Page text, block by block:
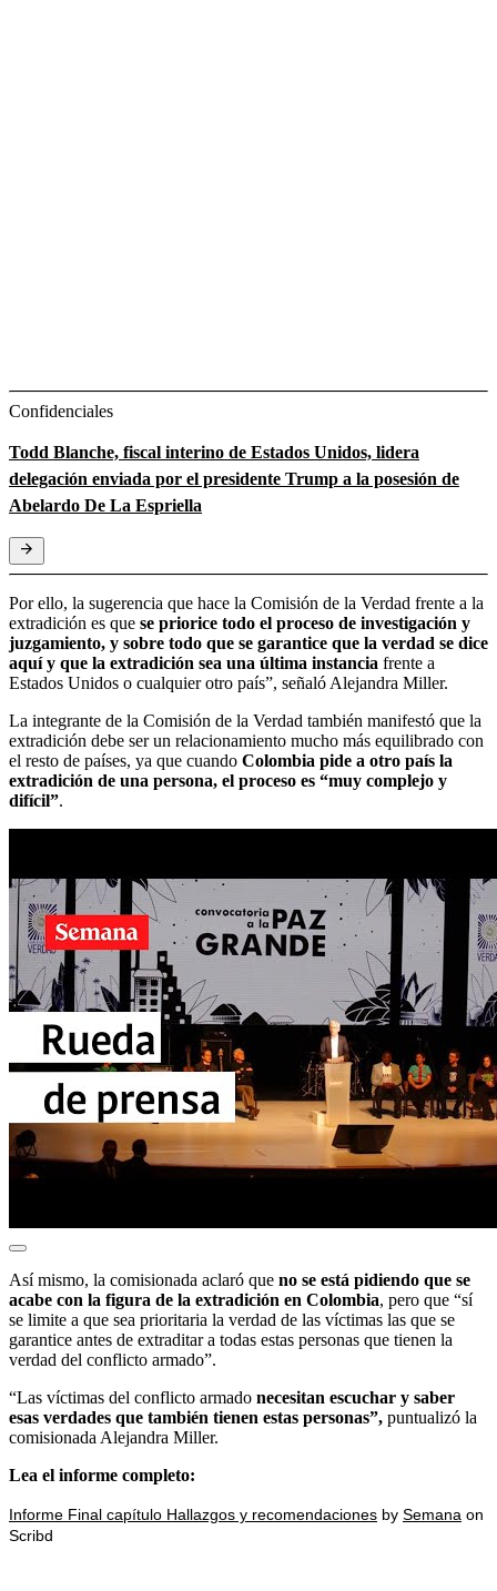
Confidenciales
Todd Blanche, fiscal interino de Estados Unidos, lidera
delegación enviada por el presidente Trump a la posesión de
Abelardo De La Espriella
Por ello, la sugerencia que hace la Comisión de la Verdad frente a la
extradición es que se priorice todo el proceso de investigación y
juzgamiento, y sobre todo que se garantice que la verdad se dice
aquí y que la extradición sea una última instancia frente a
Estados Unidos o cualquier otro país”, señaló Alejandra Miller.
La integrante de la Comisión de la Verdad también manifestó que la
extradición debe ser un relacionamiento mucho más equilibrado con
el resto de países, ya que cuando Colombia pide a otro país la
extradición de una persona, el proceso es “muy complejo y
difícil”.
Así mismo, la comisionada aclaró que no se está pidiendo que se
acabe con la figura de la extradición en Colombia, pero que “sí
se limite a que sea prioritaria la verdad de las víctimas las que se
garantice antes de extraditar a todas estas personas que tienen la
verdad del conflicto armado”.
“Las víctimas del conflicto armado necesitan escuchar y saber
esas verdades que también tienen estas personas”, puntualizó la
comisionada Alejandra Miller.
Lea el informe completo:
Informe Final capítulo Hallazgos y recomendaciones by Semana on
Scribd